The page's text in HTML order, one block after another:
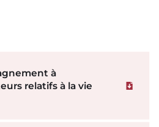
à
relatifs à la vie